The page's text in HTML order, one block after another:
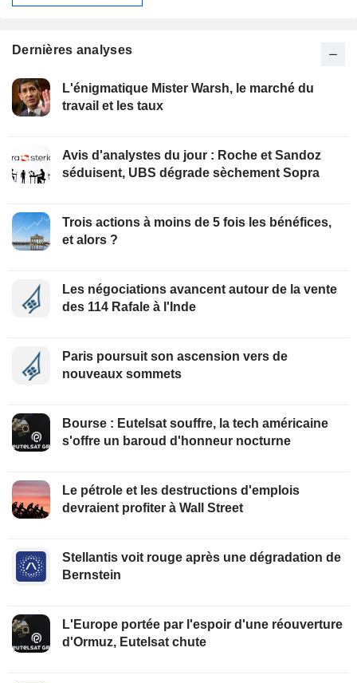
Dernières analyses
L'énigmatique Mister Warsh, le marché du
travail et les taux
Avis d'analystes du jour : Roche et Sandoz
séduisent, UBS dégrade sèchement Sopra
Trois actions à moins de 5 fois les bénéfices,
et alors ?
Les négociations avancent autour de la vente
des 114 Rafale à l'Inde
Paris poursuit son ascension vers de
nouveaux sommets
Bourse : Eutelsat souffre, la tech américaine
s'offre un baroud d'honneur nocturne
Le pétrole et les destructions d'emplois
devraient profiter à Wall Street
Stellantis voit rouge après une dégradation de
Bernstein
L'Europe portée par l'espoir d'une réouverture
d'Ormuz, Eutelsat chute